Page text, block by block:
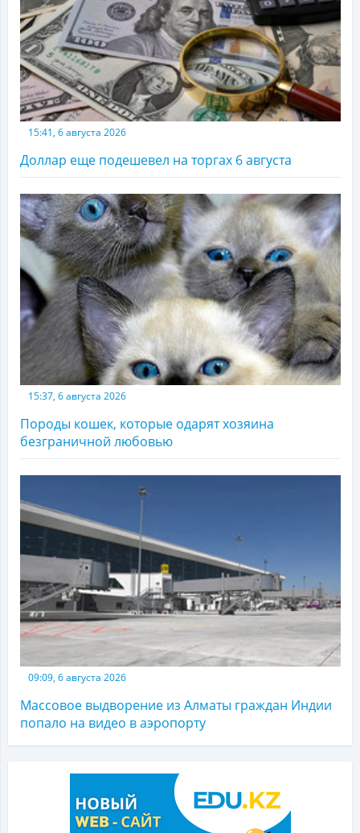
15:41, 6 августа 2026
Доллар еще подешевел на торгах 6 августа
15:37, 6 августа 2026
Породы кошек, которые одарят хозяина
безграничной любовью
09:09, 6 августа 2026
Массовое выдворение из Алматы граждан Индии
попало на видео в аэропорту